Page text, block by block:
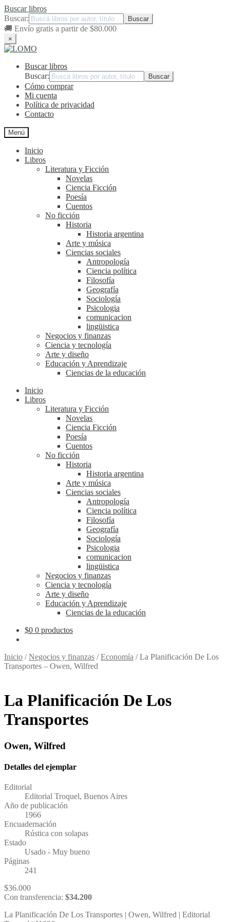
Buscar libros
Buscar:
🚚 Envío gratis a partir de $80.000
×
Ir
navegación
Ir
contenidoBuscar libros
Buscar:
Cómo comprar
Mi cuenta
Política de privacidad
Contacto
Menú
Inicio
Libros
Literatura y Ficción
Novelas
Ciencia Ficción
Poesía
Cuentos
No ficción
Historia
Historia argentina
Arte y música
Ciencias sociales
Antropología
Ciencia política
Filosofía
Geografía
Sociología
Psicologia
comunicacion
lingüistica
Negocios y finanzas
Ciencia y tecnología
Arte y diseño
Educación y Aprendizaje
Ciencias de la educación
Inicio
Libros
Literatura y Ficción
Novelas
Ciencia Ficción
Poesía
Cuentos
No ficción
Historia
Historia argentina
Arte y música
Ciencias sociales
Antropología
Ciencia política
Filosofía
Geografía
Sociología
Psicologia
comunicacion
lingüistica
Negocios y finanzas
Ciencia y tecnología
Arte y diseño
Educación y Aprendizaje
Ciencias de la educación
$0 0 productos
Inicio /Negocios y finanzas /Economía /La Planificación De Los
Transportes – Owen, Wilfred
La Planificación De Los
Transportes
Owen, Wilfred
Detalles del ejemplar
Editorial
Editorial Troquel, Buenos Aires
Año de publicación
1966
Encuadernación
Rústica con solapas
Estado
Usado - Muy bueno
Páginas
241
$36.000
Con transferencia: $34.200
La Planificación De Los Transportes | Owen, Wilfred | Editorial